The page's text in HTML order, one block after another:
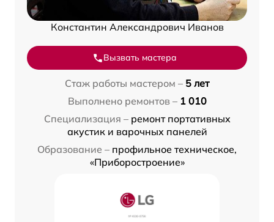
Константин Александрович Иванов
Вызвать мастера
Стаж работы мастером – 5 лет
Выполнено ремонтов – 1 010
Специализация – ремонт портативных
акустик и варочных панелей
Образование – профильное техническое,
«Приборостроение»